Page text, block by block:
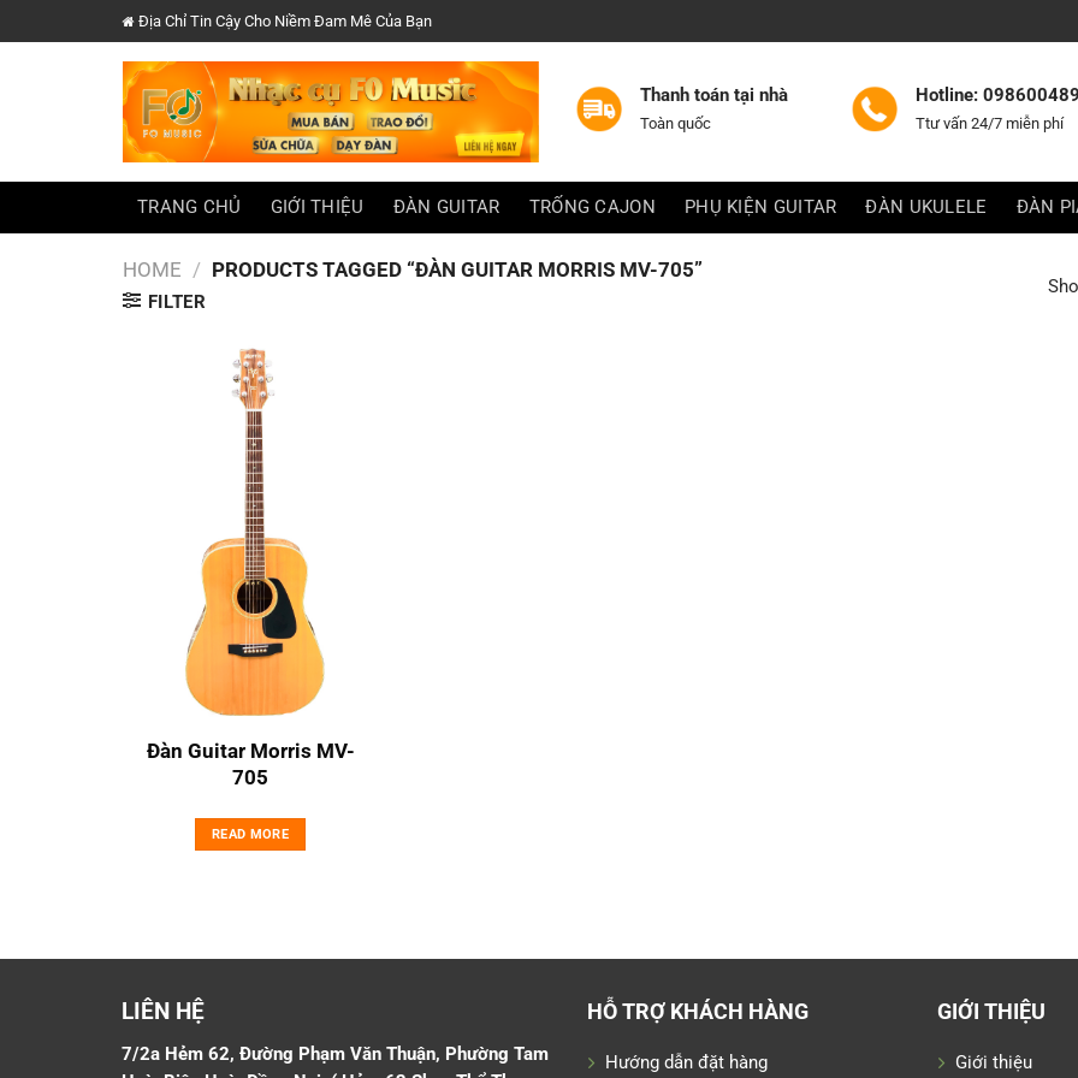
đến
Địa Chỉ Tin Cậy Cho Niềm Đam Mê Của Bạn
Thanh toán tại nhà
Toàn quốc
Hotline:
Ttư vấn 24/7 miễn phí
TRANG CHỦ GIỚI THIỆU ĐÀN GUITAR TRỐNG CAJON PHỤ KIỆN GUITAR ĐÀN UKULELE ĐÀN
HOME / PRODUCTS TAGGED “ĐÀN GUITAR MORRIS MV-705”
FILTER
Đàn Guitar Morris MV-
705
READ MORE
LIÊN HỆ
7/2a Hẻm 62, Đường Phạm Văn Thuận, Phường Tam
HỖ TRỢ KHÁCH HÀNG
Hướng dẫn đặt hàng
GIỚI THIỆU
Giới thiệu